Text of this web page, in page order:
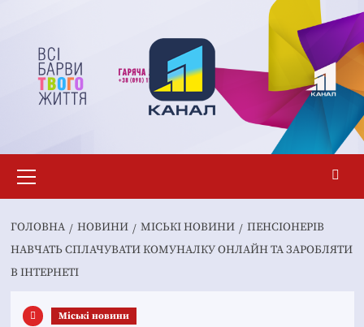
вмісту
меню
ГОЛОВНА НОВИНИ MІСЬКІ НОВИНИ
ПЕНСІОНЕРІВ
НАВЧАТЬ СПЛАЧУВАТИ КОМУНАЛКУ ОНЛАЙН ТА ЗАРОБЛЯТИ
В ІНТЕРНЕТІ
Mіські новини